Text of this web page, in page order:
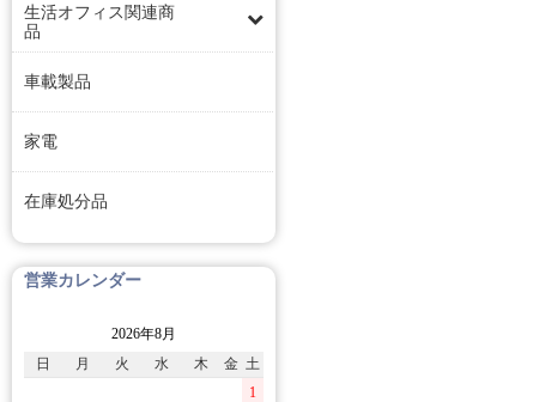
生活オフィス関連商
品
車載製品
家電
在庫処分品
営業カレンダー
2026年8月
日
月 火 水 木 金 土
1